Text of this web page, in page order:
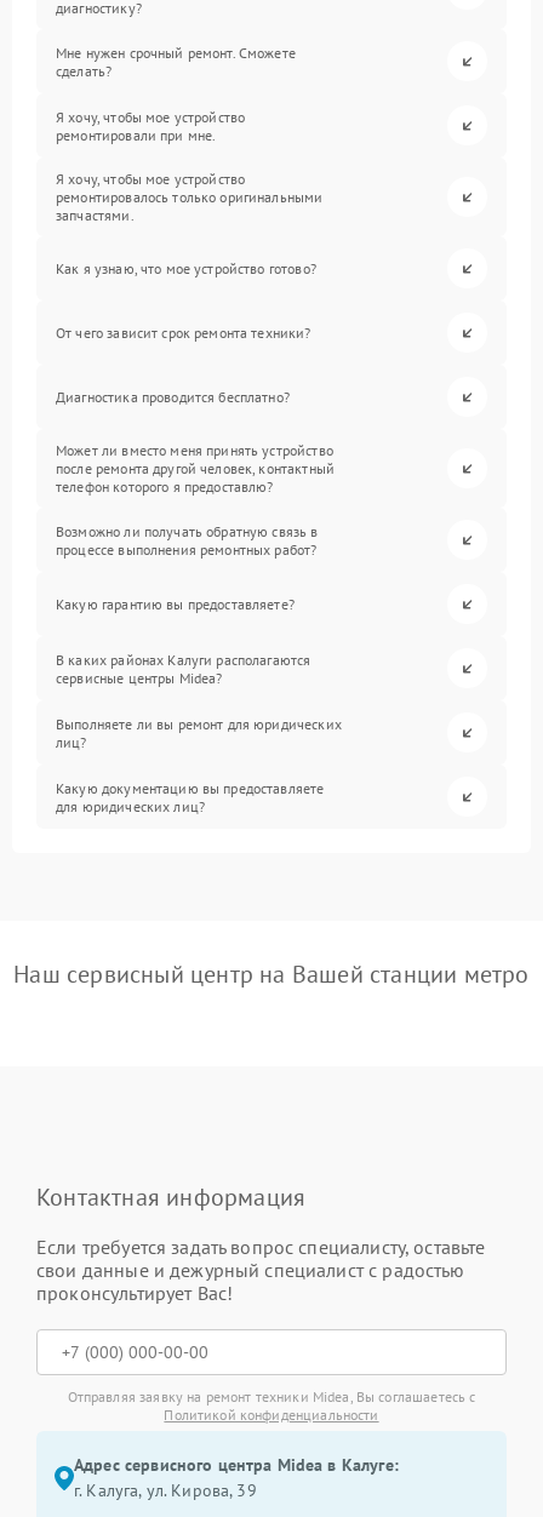
диагностику?
Мне нужен срочный ремонт. Сможете
сделать?
Я хочу, чтобы мое устройство
ремонтировали при мне.
Я хочу, чтобы мое устройство
ремонтировалось только оригинальными
запчастями.
Как я узнаю, что мое устройство готово?
От чего зависит срок ремонта техники?
Диагностика проводится бесплатно?
Может ли вместо меня принять устройство
после ремонта другой человек, контактный
телефон которого я предоставлю?
Возможно ли получать обратную связь в
процессе выполнения ремонтных работ?
Какую гарантию вы предоставляете?
В каких районах Калуги располагаются
сервисные центры Midea?
Выполняете ли вы ремонт для юридических
лиц?
Какую документацию вы предоставляете
для юридических лиц?
Наш сервисный центр на Вашей станции метро
Контактная информация
Если требуется задать вопрос специалисту, оставьте
свои данные и дежурный специалист с радостью
проконсультирует Вас!
Отправляя заявку на ремонт техники Midea, Вы соглашаетесь с
Политикой конфиденциальности
Адрес сервисного центра Midea в Калуге:
г. Калуга, ул. Кирова, 39